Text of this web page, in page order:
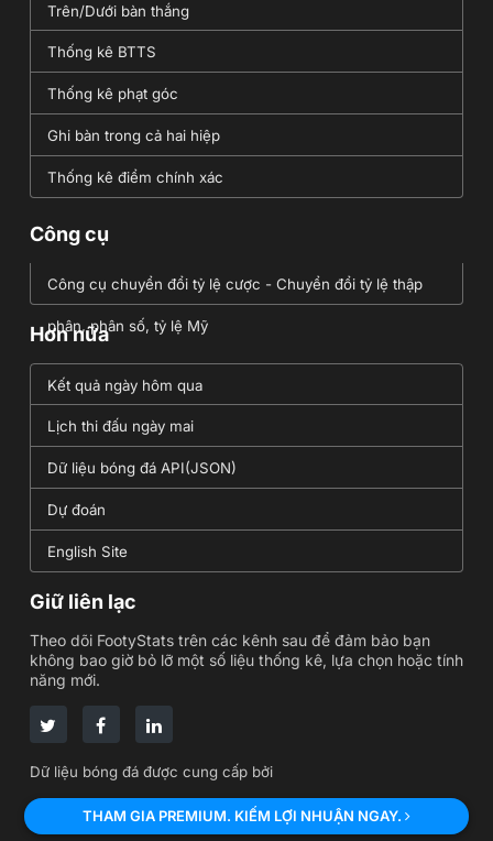
Trên/Dưới bàn thắng
Thống kê BTTS
Thống kê phạt góc
Ghi bàn trong cả hai hiệp
Thống kê điểm chính xác
Công cụ
Công cụ chuyển đổi tỷ lệ cược - Chuyển đổi tỷ lệ thập
phân, phân số, tỷ lệ Mỹ
Hơn nữa
Kết quả ngày hôm qua
Lịch thi đấu ngày mai
Dữ liệu bóng đá API(JSON)
Dự đoán
English Site
Giữ liên lạc
Theo dõi FootyStats trên các kênh sau để đảm bảo bạn
không bao giờ bỏ lỡ một số liệu thống kê, lựa chọn hoặc tính
năng mới.
Dữ liệu bóng đá được cung cấp bởi
THAM GIA PREMIUM. KIẾM LỢI NHUẬN NGAY.